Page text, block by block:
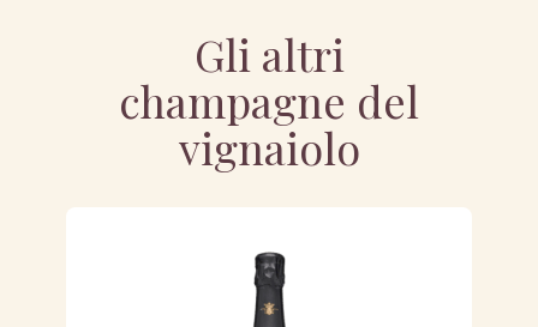
Gli altri
champagne del
vignaiolo